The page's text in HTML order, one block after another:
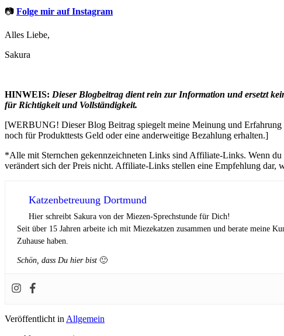
📷 Folge mir auf Instagram
Alles Liebe,
Sakura
HINWEIS: Dieser Blogbeitrag dient rein zur Information und ersetzt
für Richtigkeit und Vollständigkeit.
[WERBUNG! Dieser Blog Beitrag spiegelt meine Meinung und Erfahrung
noch für Produkttests Geld oder eine anderweitige Bezahlung erhalten.]
*Alle mit Sternchen gekennzeichneten Links sind Affiliate-Links. Wenn
verändert sich der Preis nicht. Affiliate-Links stellen eine Empfehlung
Katzenbetreuung Dortmund
Hier schreibt Sakura von der Miezen-Sprechstunde für Dich!
Seit über 15 Jahren arbeite ich mit Miezekatzen zusammen und berate meine
Zuhause haben.
Schön, dass Du hier bist 🙂
Veröffentlicht in Allgemein